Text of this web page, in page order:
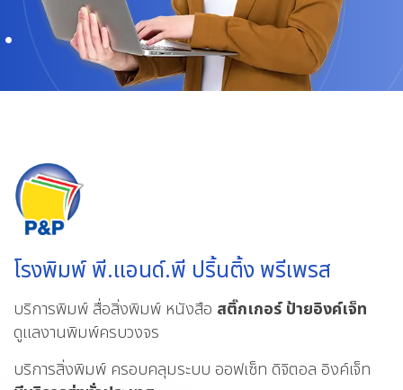
โรงพิมพ์ พี.แอนด์.พี ปริ้นติ้ง พรีเพรส
บริการพิมพ์ สื่อสิ่งพิมพ์ หนังสือ สติ๊กเกอร์ ป้ายอิงค์เจ็ท
ดูแลงานพิมพ์ครบวงจร
บริการสิ่งพิมพ์ ครอบคลุมระบบ ออฟเซ็ท ดิจิตอล อิงค์เจ็ท